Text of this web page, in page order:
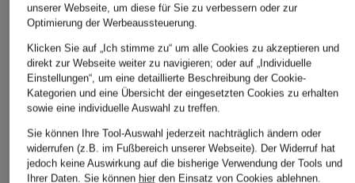
unserer Webseite, um diese für Sie zu verbessern oder zur
Optimierung der Werbeaussteuerung.
Klicken Sie auf „Ich stimme zu“ um alle Cookies zu akzeptieren und
direkt zur Webseite weiter zu navigieren; oder auf „Individuelle
Einstellungen“, um eine detaillierte Beschreibung der Cookie-
Kategorien und eine Übersicht der eingesetzten Cookies zu erhalten
sowie eine individuelle Auswahl zu treffen.
Sie können Ihre Tool-Auswahl jederzeit nachträglich ändern oder
widerrufen (z.B. im Fußbereich unserer Webseite). Der Widerruf hat
jedoch keine Auswirkung auf die bisherige Verwendung der Tools und
Ihrer Daten. Sie können hierden Einsatz von Cookies ablehnen.